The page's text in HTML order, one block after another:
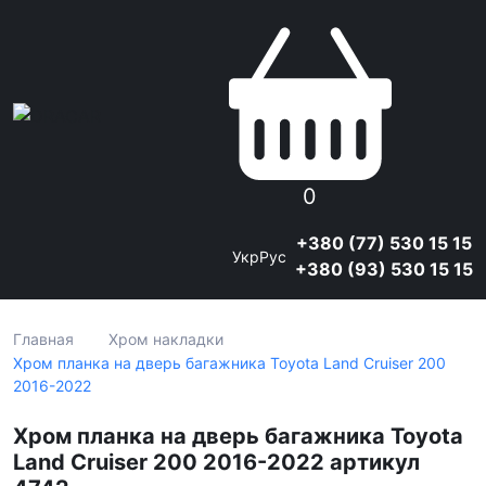
0
УкрРус
+380 (77) 530 15 15
+380 (93) 530 15 15
Главная
Хром накладки
Хром планка на дверь багажника Toyota Land Cruiser 200
2016-2022
Хром планка на дверь багажника Toyota
Land Cruiser 200 2016-2022 артикул